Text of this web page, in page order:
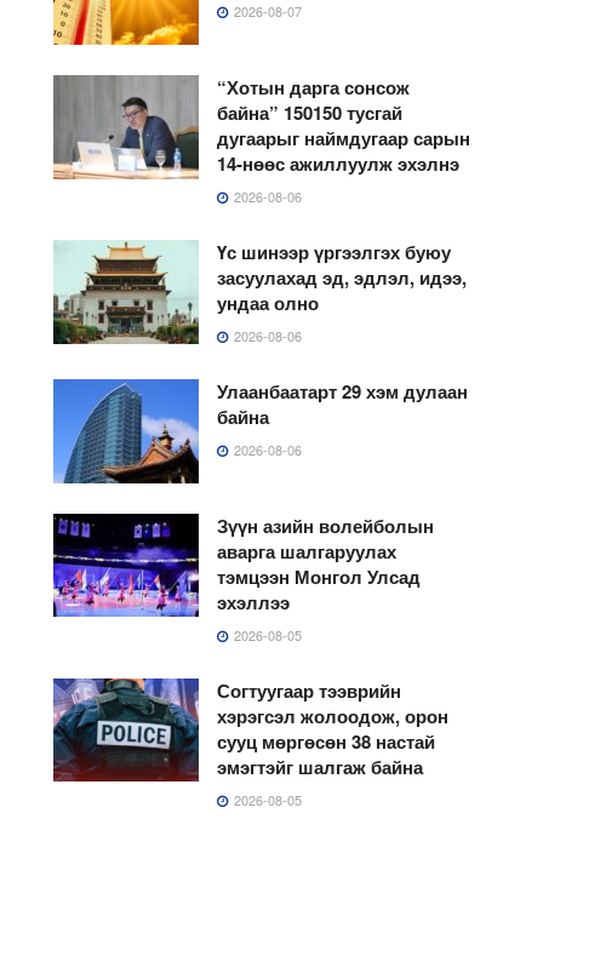
2026-08-07
“Хотын дарга сонсож
байна” 150150 тусгай
дугаарыг наймдугаар сарын
14-нөөс ажиллуулж эхэлнэ
2026-08-06
Үс шинээр үргээлгэх буюу
засуулахад эд, эдлэл, идээ,
ундаа олно
2026-08-06
Улаанбаатарт 29 хэм дулаан
байна
2026-08-06
Зүүн азийн волейболын
аварга шалгаруулах
тэмцээн Монгол Улсад
эхэллээ
2026-08-05
Согтуугаар тээврийн
хэрэгсэл жолоодож, орон
сууц мөргөсөн 38 настай
эмэгтэйг шалгаж байна
2026-08-05